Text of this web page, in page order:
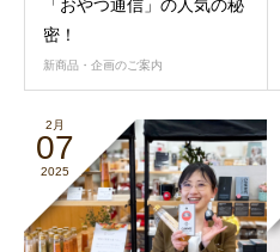
密！
新商品・企画のご案内
2月
07
2025